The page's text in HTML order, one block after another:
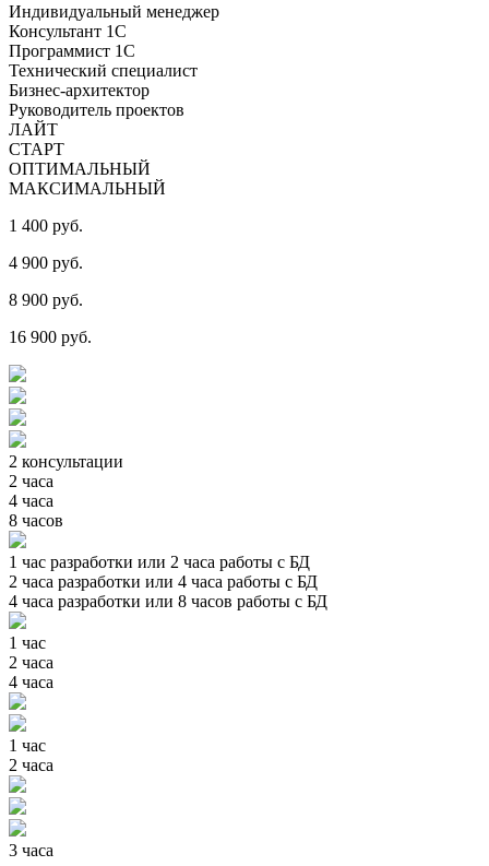
Индивидуальный менеджер
Консультант 1С
Программист 1С
Технический специалист
Бизнес-архитектор
Руководитель проектов
ЛАЙТ
СТАРТ
ОПТИМАЛЬНЫЙ
МАКСИМАЛЬНЫЙ
1 400 руб.
4 900 руб.
8 900 руб.
16 900 руб.
2 консультации
2 часа
4 часа
8 часов
1 час разработки или 2 часа работы с БД
2 часа разработки или 4 часа работы с БД
4 часа разработки или 8 часов работы с БД
1 час
2 часа
4 часа
1 час
2 часа
3 часа